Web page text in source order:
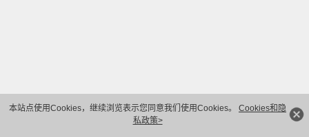
本站点使用Cookies，继续浏览表示您同意我们使用Cookies。 Cookies和隐
私政策>